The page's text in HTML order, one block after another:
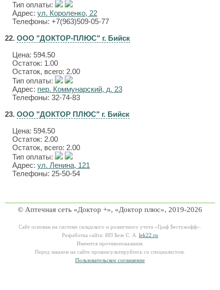
Тип оплаты:
Адрес: ул. Короленко, 22
Телефоны: +7(963)509-05-77
22. ООО "ДОКТОР-ПЛЮС" г. Бийск
Цена: 594.50
Остаток: 1.00
Остаток, всего: 2.00
Тип оплаты:
Адрес: пер. Коммунарский, д. 23
Телефоны: 32-74-83
23. ООО "ДОКТОР ПЛЮС" г. Бийск
Цена: 594.50
Остаток: 2.00
Остаток, всего: 2.00
Тип оплаты:
Адрес: ул. Ленина, 121
Телефоны: 25-50-54
© Аптечная сеть «Доктор +», «Доктор плюс», 2019-2026
Сайт основан на системе складского и розничного учета «Граф Бестужефф».
Разработка сайта: ИП Безе С. А. lek22.ru
Имеются противопоказания.
Перед заказом на сайте проконсультируйтесь со специалистом.
Пользовательское соглашение